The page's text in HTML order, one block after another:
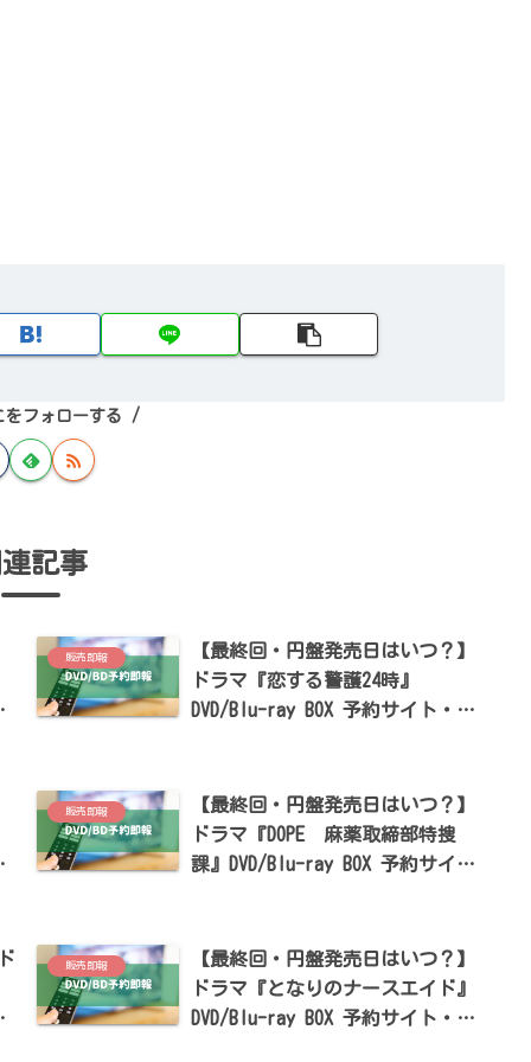
をフォローする
連記事
販売即報
【最終回・円盤発売日はいつ？】
ドラマ『恋する警護24時』
DVD/Blu-ray BOX 予約サイト・特
販売即報
【最終回・円盤発売日はいつ？】
ドラマ『DOPE 麻薬取締部特捜
課』DVD/Blu-ray BOX 予約サイ
販売即報
【最終回・円盤発売日はいつ？】
ドラマ『となりのナースエイド』
DVD/Blu-ray BOX 予約サイト・特